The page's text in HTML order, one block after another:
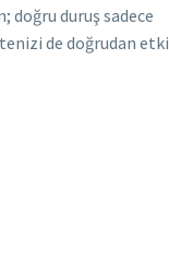
doğru duruş sadece
de doğrudan